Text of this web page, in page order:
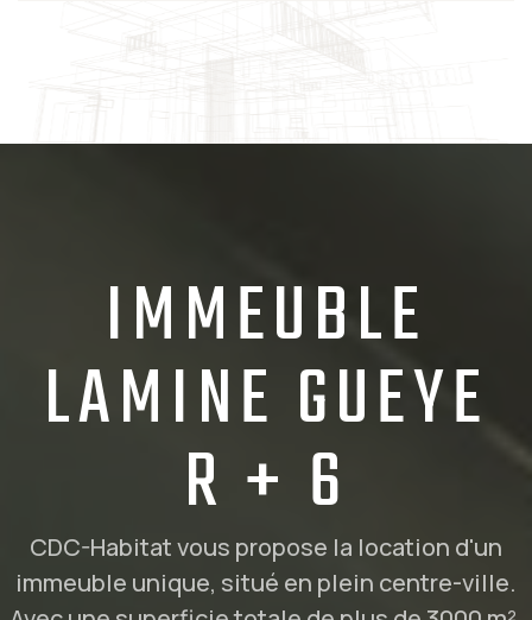
IMMEUBLE
LAMINE GUEYE
R + 6
CDC-Habitat vous propose la location d'un
immeuble unique, situé en plein centre-ville.